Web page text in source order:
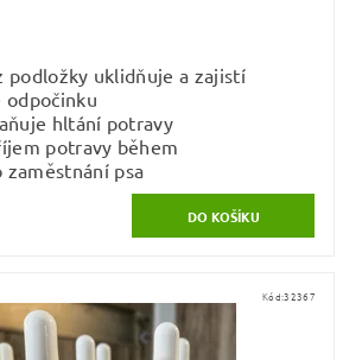
podložky uklidňuje a zajistí
odpočinku
hltání potravy
potravy během
psa
Kód:32367